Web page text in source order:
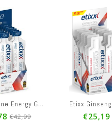
Etixx Pro Line Energy Gel Cola 12x60ml
€42,99 €25,19